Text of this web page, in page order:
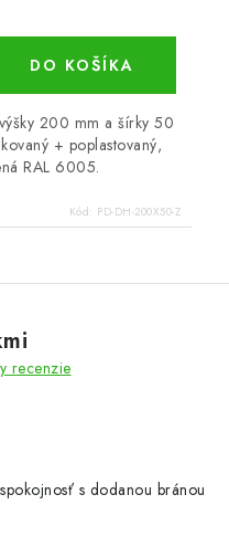
DO KOŠÍKA
200 mm a šírky 50
+ poplastovaný,
RAL 6005.
Kód: PD-DH-200X50-Z
recenzie
s dodanou bránou